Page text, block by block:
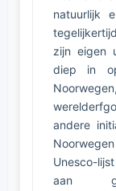
natuurlijk
zijn eigen
diep in
andere
Unesco-
aan